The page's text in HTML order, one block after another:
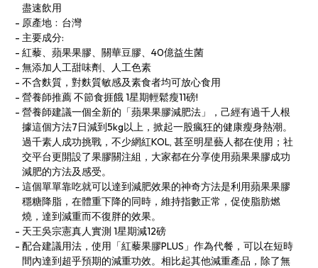
盡速飲用
原產地﹕台灣
主要成分:
紅藜、蘋果果膠、關華豆膠、40億益生菌
無添加人工甜味劑、人工色素
不含麩質，對麩質敏感及素食者均可放心食用
營養師推薦 不節食捱餓 1星期輕鬆瘦11磅!
營養師建議一個全新的「蘋果果膠減肥法」，己經有過千人根
據這個方法7日減到5kg以上，掀起一股瘋狂的健康瘦身熱潮。
過千素人成功挑戰，不少網紅KOL, 甚至明星藝人都在使用；社
交平台更開設了果膠關注組，大家都在分享使用蘋果果膠成功
減肥的方法及感受。
這個單單靠吃就可以達到減肥效果的神奇方法是利用蘋果果膠
穩糖降脂，在體重下降的同時，維持指數正常，促使脂肪燃
燒，達到減重而不復胖的效果。
天王吳宗憲真人實測 1星期減12磅
配合建議用法，使用「紅藜果膠PLUS」作為代餐，可以在短時
間內達到超乎預期的減重功效。相比起其他減重產品，除了無